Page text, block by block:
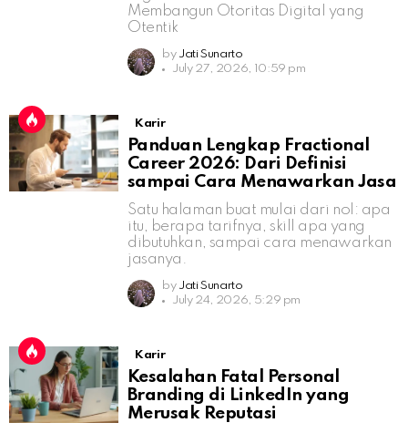
Membangun Otoritas Digital yang
Otentik
by Jati Sunarto
July 27, 2026, 10:59 pm
Karir
Panduan Lengkap Fractional
Career 2026: Dari Definisi
sampai Cara Menawarkan Jasa
Satu halaman buat mulai dari nol: apa
itu, berapa tarifnya, skill apa yang
dibutuhkan, sampai cara menawarkan
jasanya.
by Jati Sunarto
July 24, 2026, 5:29 pm
Karir
Kesalahan Fatal Personal
Branding di LinkedIn yang
Merusak Reputasi